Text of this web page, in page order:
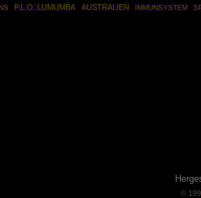
P.L.O. LUMUMBA AUSTRALIEN IMMUNSYSTEM
©